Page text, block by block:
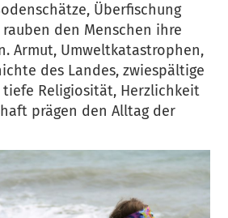
Überfischung
den Menschen ihre
Armut, Umweltkatastrophen,
des Landes, zwiespältige
Religiosität, Herzlichkeit
prägen den Alltag der